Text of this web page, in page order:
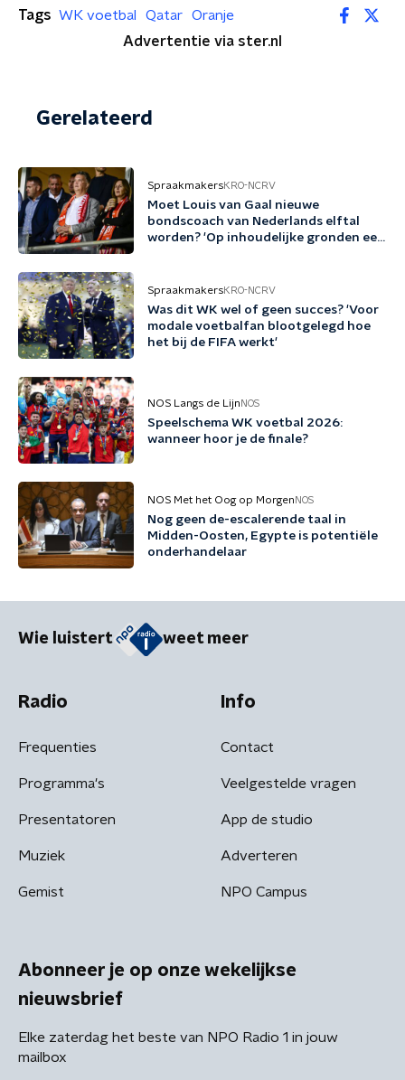
Tags WK voetbal Qatar
Oranje
Advertentie via ster.nl
Gerelateerd
SpraakmakersKRO-NCRV
Moet Louis van Gaal nieuwe
bondscoach van Nederlands elftal
worden? 'Op inhoudelijke gronden een
SpraakmakersKRO-NCRV
Was dit WK wel of geen succes? 'Voor
modale voetbalfan blootgelegd hoe
het bij de FIFA werkt'
NOS Langs de Lijn NOS
Speelschema WK voetbal 2026:
wanneer hoor je de finale?
NOS Met het Oog op Morgen NOS
Nog geen de-escalerende taal in
Midden-Oosten, Egypte is potentiële
onderhandelaar
Wie luistert weet meer
Radio
Frequenties
Programma's
Presentatoren
Muziek
Gemist
Info
Contact
Veelgestelde vragen
App de studio
Adverteren
NPO Campus
Abonneer je op onze wekelijkse
nieuwsbrief
Elke zaterdag het beste van NPO Radio 1 in jouw
mailbox